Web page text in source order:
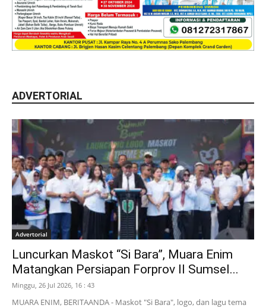
ADVERTORIAL
Advertorial
Luncurkan Maskot “Si Bara”, Muara Enim
Matangkan Persiapan Forprov II Sumsel...
Minggu, 26 Jul 2026, 16 : 43
MUARA ENIM, BERITAANDA - Maskot "Si Bara", logo, dan lagu tema